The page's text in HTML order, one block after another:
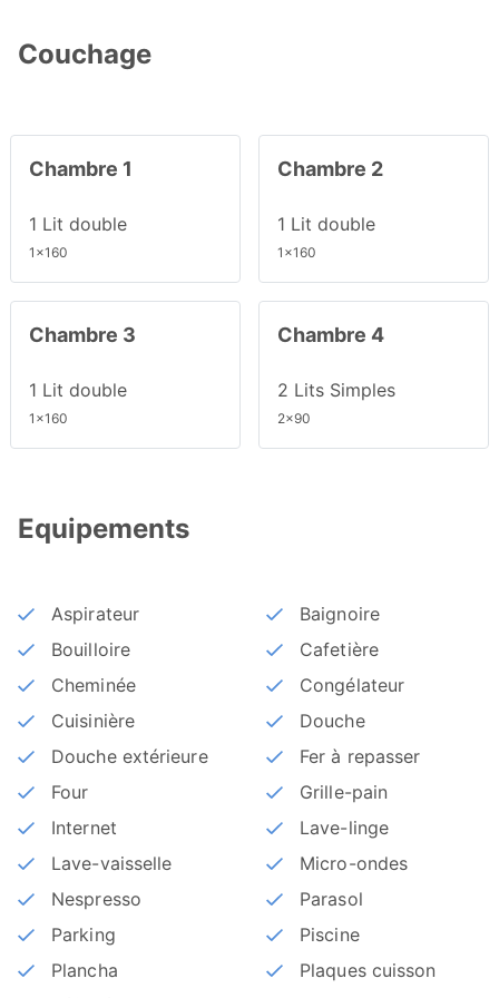
Couchage
Chambre 1
1 Lit double
1x160
Chambre 2
1 Lit double
1x160
Chambre 3
1 Lit double
1x160
Chambre 4
2 Lits Simples
2x90
Equipements
Aspirateur
Baignoire
Bouilloire
Cafetière
Cheminée
Congélateur
Cuisinière
Douche
Douche extérieure
Fer à repasser
Four
Grille-pain
Internet
Lave-linge
Lave-vaisselle
Micro-ondes
Nespresso
Parasol
Parking
Piscine
Plancha
Plaques cuisson